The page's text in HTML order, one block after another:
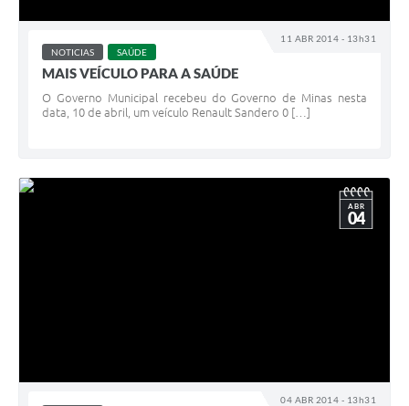
11 ABR 2014 - 13h31
NOTICIAS SAÚDE
MAIS VEÍCULO PARA A SAÚDE
O Governo Municipal recebeu do Governo de Minas nesta
data, 10 de abril, um veículo Renault Sandero 0 […]
04 ABR 2014 - 13h31
ABR
04